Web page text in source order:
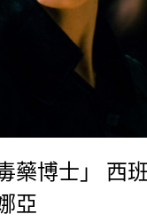
藥博士」 西
亞